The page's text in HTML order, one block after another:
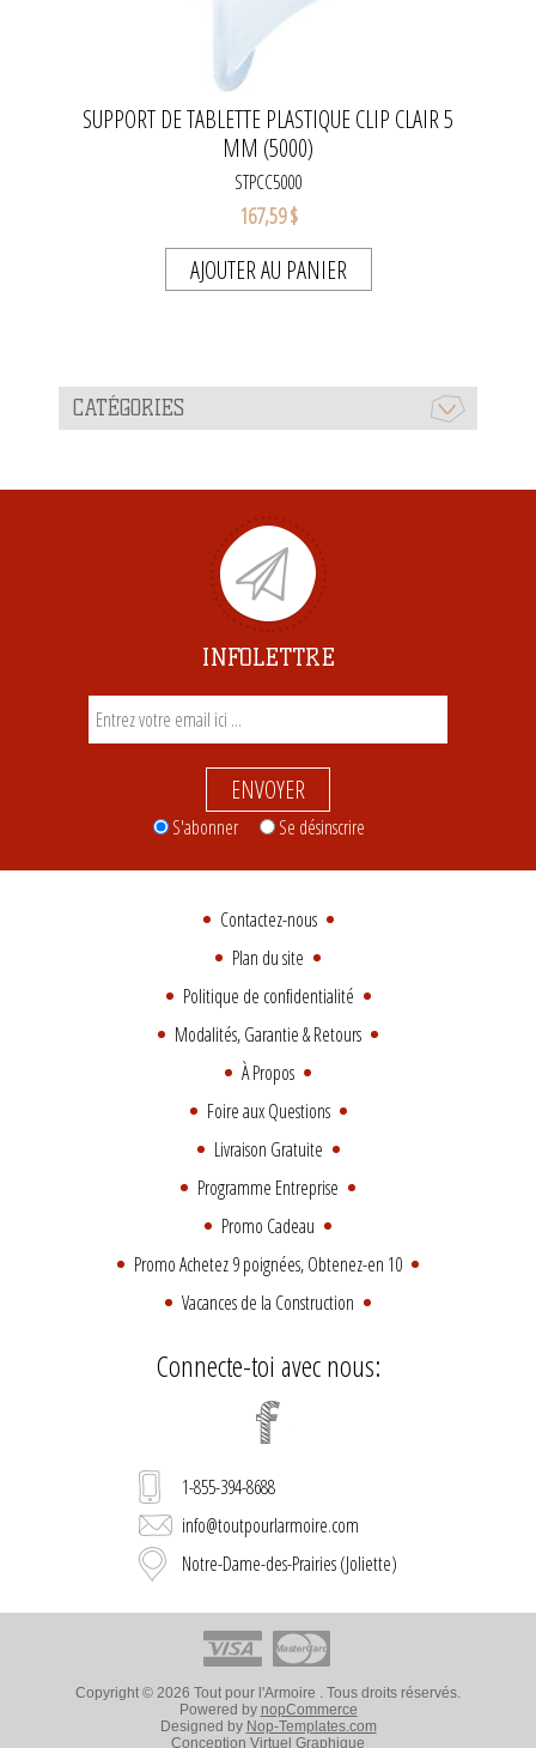
SUPPORT DE TABLETTE PLASTIQUE CLIP CLAIR 5
MM (5000)
STPCC5000
167,59 $
AJOUTER AU PANIER
CATÉGORIES
INFOLETTRE
ENVOYER
S'abonner Se désinscrire
Contactez-nous
Plan du site
Politique de confidentialité
Modalités, Garantie & Retours
À Propos
Foire aux Questions
Livraison Gratuite
Programme Entreprise
Promo Cadeau
Promo Achetez 9 poignées, Obtenez-en 10
Vacances de la Construction
Connecte-toi avec nous:
1-855-394-8688
info@toutpourlarmoire.com
Notre-Dame-des-Prairies (Joliette)
Copyright © 2026 Tout pour l'Armoire . Tous droits réservés.
Powered by nopCommerce
Designed by Nop-Templates.com
Conception Virtuel Graphique